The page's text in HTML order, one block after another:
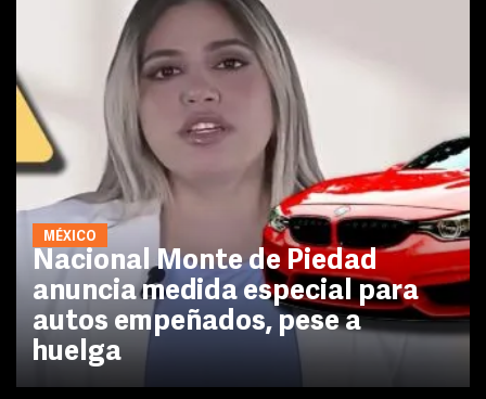
MÉXICO
Nacional Monte de Piedad
anuncia medida especial para
autos empeñados, pese a
huelga